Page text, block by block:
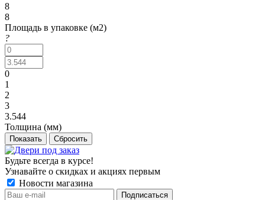
8
8
Площадь в упаковке (м2)
?
0
1
2
3
3.544
Толщина (мм)
Сбросить
Будьте всегда в курсе!
Узнавайте о скидках и акциях первым
Новости магазина